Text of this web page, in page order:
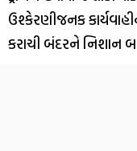
ઉશ્કેરણીજનક
કરાચી બંદરને નિશાન